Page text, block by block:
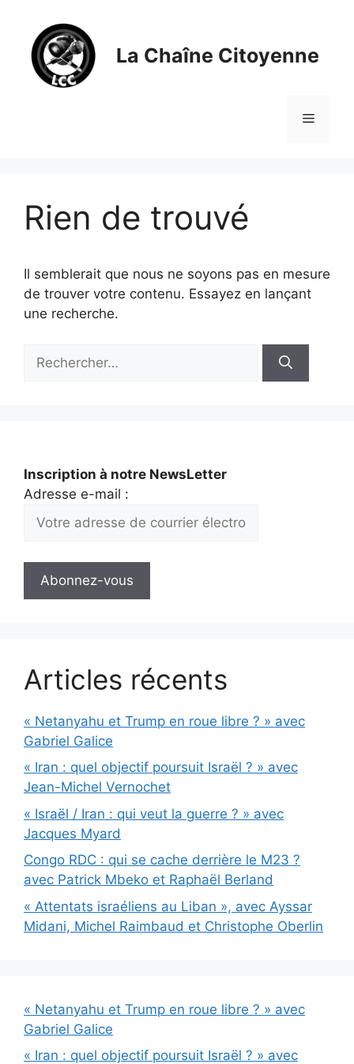
contenu
La Chaîne Citoyenne
Menu
Rien de trouvé
Il semblerait que nous ne soyons pas en mesure
de trouver votre contenu. Essayez en lançant
une recherche.
Inscription à notre NewsLetter
Adresse e-mail :
Articles récents
« Netanyahu et Trump en roue libre ? » avec
Gabriel Galice
« Iran : quel objectif poursuit Israël ? » avec
Jean-Michel Vernochet
« Israël / Iran : qui veut la guerre ? » avec
Jacques Myard
Congo RDC : qui se cache derrière le M23 ?
avec Patrick Mbeko et Raphaël Berland
« Attentats israéliens au Liban », avec Ayssar
Midani, Michel Raimbaud et Christophe Oberlin
« Netanyahu et Trump en roue libre ? » avec
Gabriel Galice
« Iran : quel objectif poursuit Israël ? » avec